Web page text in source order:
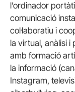
l’ordinador
comunicació
col·laboratiu i
la virtual, anàlisi
amb formació
la informació
Instagram,